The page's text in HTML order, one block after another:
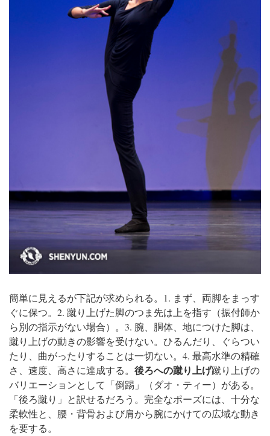
簡単に見えるが下記が求められる。 1. まず、両脚をまっす
ぐに保つ。 2. 蹴り上げた脚のつま先は上を指す（振付師か
ら別の指示がない場合）。 3. 腕、胴体、地につけた脚は、
蹴り上げの動きの影響を受けない。ひるんだり、ぐらつい
たり、曲がったりすることは一切ない。 4. 最高水準の精確
さ、速度、高さに達成する。 後ろへの蹴り上げ蹴り上げの
バリエーションとして「倒踢」（ダオ・ティー）がある。
「後ろ蹴り」と訳せるだろう。完全なポーズには、十分な
柔軟性と、腰・背骨および肩から腕にかけての広域な動き
を要する。